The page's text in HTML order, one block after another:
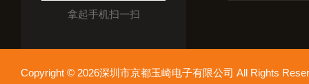
拿起手机扫一扫
Copyright © 2026深圳市京都玉崎电子有限公司 All Rights